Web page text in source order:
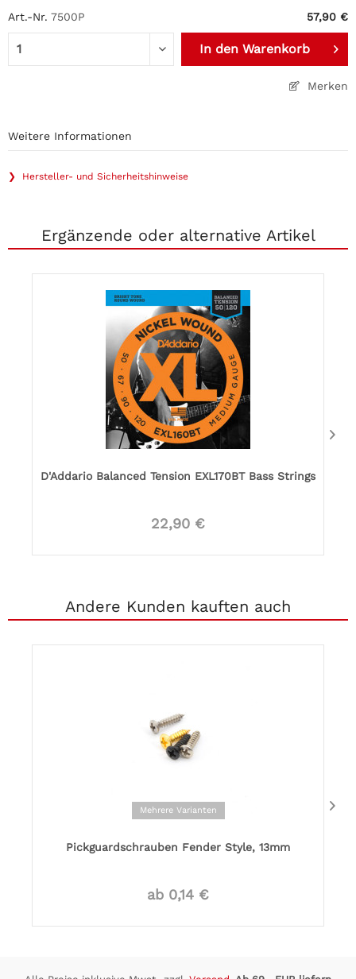
Art.-Nr. 7500P 57,90 €
In den Warenkorb
Merken
Weitere Informationen
❯ Hersteller- und Sicherheitshinweise
Ergänzende oder alternative Artikel
D'Addario Balanced Tension EXL170BT Bass Strings
22,90 €
Andere Kunden kauften auch
Mehrere Varianten
Pickguardschrauben Fender Style, 13mm
ab 0,14 €